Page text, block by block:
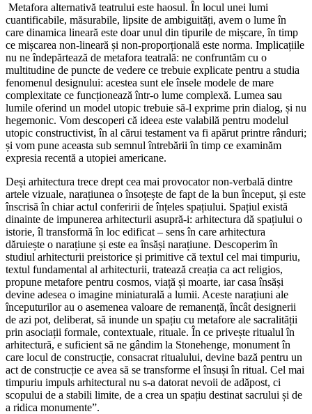
Metafora alternativă teatrului este haosul. În locul unei lumi
cuantificabile, măsurabile, lipsite de ambiguități, avem o lume în
care dinamica lineară este doar unul din tipurile de mișcare, în timp
ce mișcarea non-lineară și non-proporțională este norma. Implicațiile
nu ne îndepărtează de metafora teatrală: ne confruntăm cu o
multitudine de puncte de vedere ce trebuie explicate pentru a studia
fenomenul designului: acestea sunt ele însele modele de mare
complexitate ce funcționează într-o lume complexă. Lumea sau
lumile oferind un model utopic trebuie să-l exprime prin dialog, și nu
hegemonic. Vom descoperi că ideea este valabilă pentru modelul
utopic constructivist, în al cărui testament va fi apărut printre rânduri;
și vom pune aceasta sub semnul întrebării în timp ce examinăm
expresia recentă a utopiei americane.
Deși arhitectura trece drept cea mai provocator non-verbală dintre
artele vizuale, narațiunea o însoțește de fapt de la bun început, și este
înscrisă în chiar actul conferirii de înțeles spațiului. Spațiul există
dinainte de impunerea arhitecturii asupră-i: arhitectura dă spațiului o
istorie, îl transformă în loc edificat – sens în care arhitectura
dăruiește o narațiune și este ea însăși narațiune. Descoperim în
studiul arhitecturii preistorice și primitive că textul cel mai timpuriu,
textul fundamental al arhitecturii, tratează creația ca act religios,
propune metafore pentru cosmos, viață și moarte, iar casa însăși
devine adesea o imagine miniaturală a lumii. Aceste narațiuni ale
începuturilor au o asemenea valoare de remanență, încât designerii
de azi pot, deliberat, să inunde un spațiu cu metafore ale sacralității
prin asociații formale, contextuale, rituale. În ce privește ritualul în
arhitectură, e suficient să ne gândim la Stonehenge, monument în
care locul de construcție, consacrat ritualului, devine bază pentru un
act de construcție ce avea să se transforme el însuși în ritual. Cel mai
timpuriu impuls arhitectural nu s-a datorat nevoii de adăpost, ci
scopului de a stabili limite, de a crea un spațiu destinat sacrului și de
a ridica monumente”.